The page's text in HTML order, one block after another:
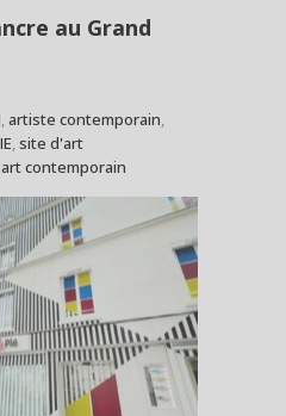
au Grand
,artiste contemporain,
,site d'art
contemporain